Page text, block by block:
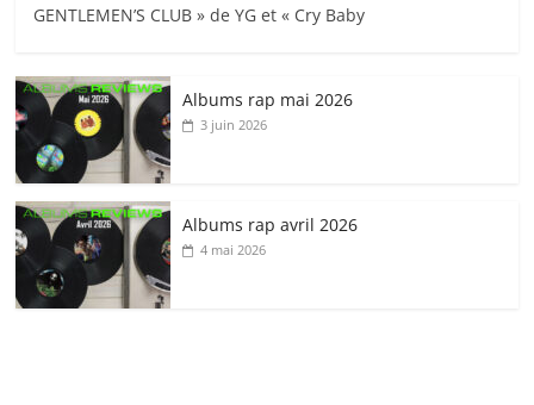
GENTLEMEN’S CLUB » de YG et « Cry Baby
Albums rap mai 2026
3 juin 2026
Albums rap avril 2026
4 mai 2026